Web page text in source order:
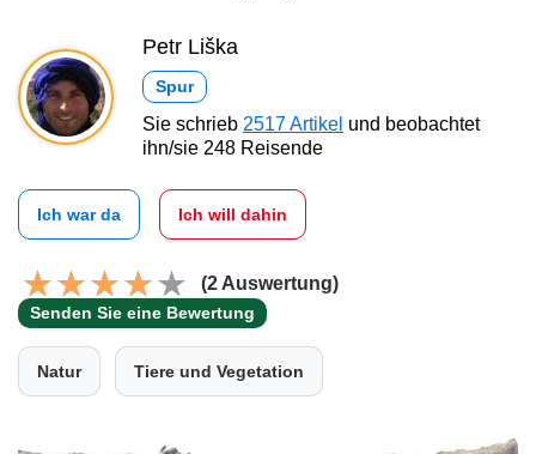
Petr Liška
Spur
Sie schrieb 2517 Artikel und beobachtet
ihn/sie 248 Reisende
Ich war da Ich will dahin
(2 Auswertung)
Senden Sie eine Bewertung
Natur Tiere und Vegetation